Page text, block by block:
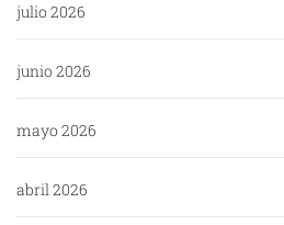
julio 2026
junio 2026
mayo 2026
abril 2026